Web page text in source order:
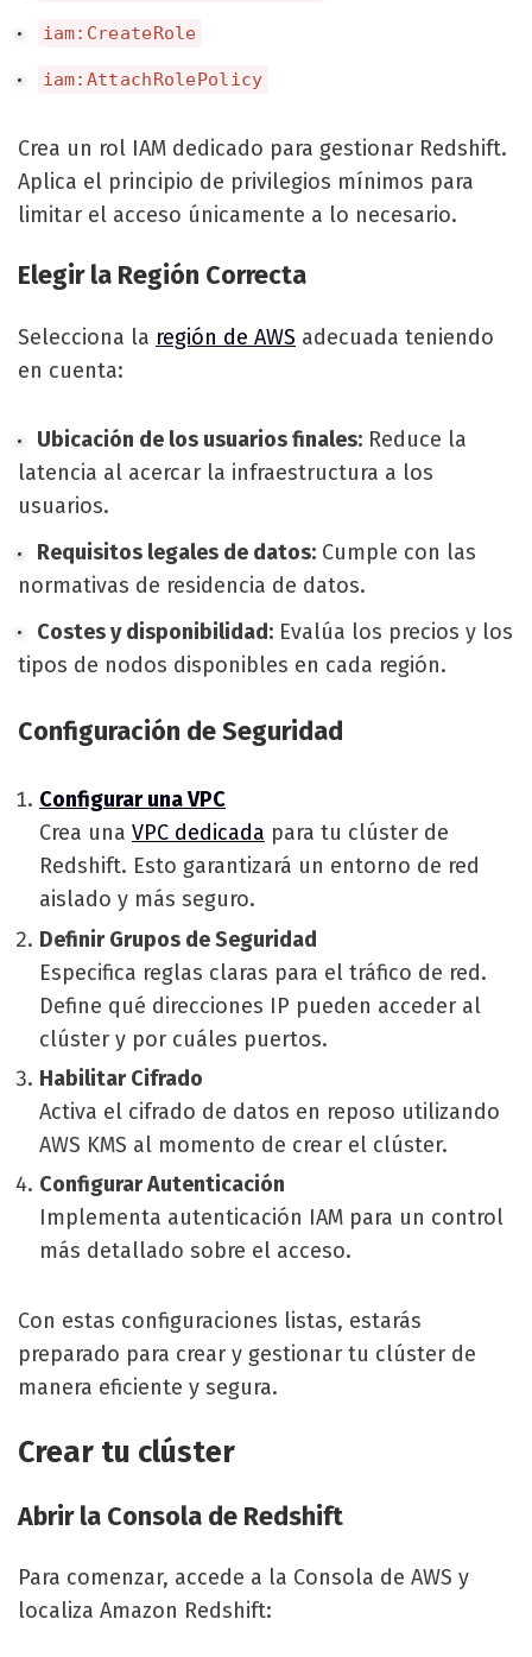
iam:CreateRole
iam:AttachRolePolicy
Crea un rol IAM dedicado para gestionar Redshift.
Aplica el principio de privilegios mínimos para
limitar el acceso únicamente a lo necesario.
Elegir la Región Correcta
Selecciona la región de AWS adecuada teniendo
en cuenta:
Ubicación de los usuarios finales:Reduce la
latencia al acercar la infraestructura a los
usuarios.
Requisitos legales de datos:Cumple con las
normativas de residencia de datos.
Costes y disponibilidad:Evalúa los precios y los
tipos de nodos disponibles en cada región.
Configuración de Seguridad
Configurar una VPC
Crea una VPC dedicada para tu clúster de
Redshift. Esto garantizará un entorno de red
aislado y más seguro.
Definir Grupos de Seguridad
Especifica reglas claras para el tráfico de red.
Define qué direcciones IP pueden acceder al
clúster y por cuáles puertos.
Habilitar Cifrado
Activa el cifrado de datos en reposo utilizando
AWS KMS al momento de crear el clúster.
Configurar Autenticación
Implementa autenticación IAM para un control
más detallado sobre el acceso.
Con estas configuraciones listas, estarás
preparado para crear y gestionar tu clúster de
manera eficiente y segura.
Crear tu clúster
Abrir la Consola de Redshift
Para comenzar, accede a la Consola de AWS y
localiza Amazon Redshift: